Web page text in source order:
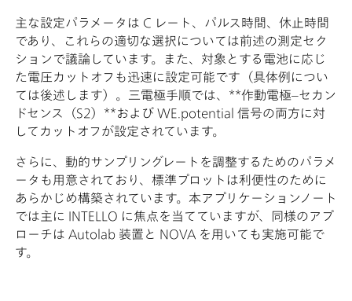
主な設定パラメータは C レート、パルス時間、休止時間
であり、これらの適切な選択については前述の測定セク
ションで議論しています。また、対象とする電池に応じ
た電圧カットオフも迅速に設定可能です（具体例につい
ては後述します）。三電極手順では、**作動電極–セカン
ドセンス（S2）**および WE.potential 信号の両方に対
してカットオフが設定されています。
さらに、動的サンプリングレートを調整するためのパラメ
ータも用意されており、標準プロットは利便性のために
あらかじめ構築されています。本アプリケーションノート
では主に INTELLO に焦点を当てていますが、同様のアプ
ローチは Autolab 装置と NOVA を用いても実施可能で
す。